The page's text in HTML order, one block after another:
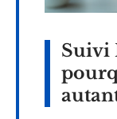
Suivi